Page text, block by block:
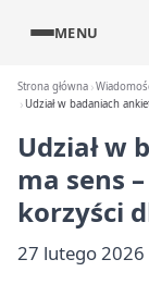
MENU
Strona główna
Udział w badaniach
Udział w
ma sens
korzyści
27 lutego 2026